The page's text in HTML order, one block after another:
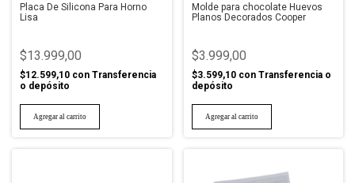
Placa De Silicona Para Horno
Lisa
$13.999,00
$12.599,10 con Transferencia
o depósito
Molde para chocolate Huevos
Planos Decorados Cooper
$3.999,00
$3.599,10 con Transferencia o
depósito